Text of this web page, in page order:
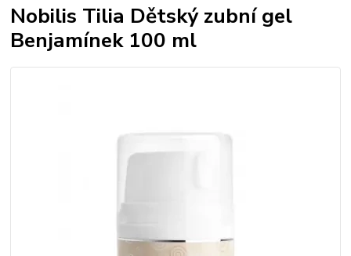
Nobilis Tilia Dětský zubní gel
Benjamínek 100 ml